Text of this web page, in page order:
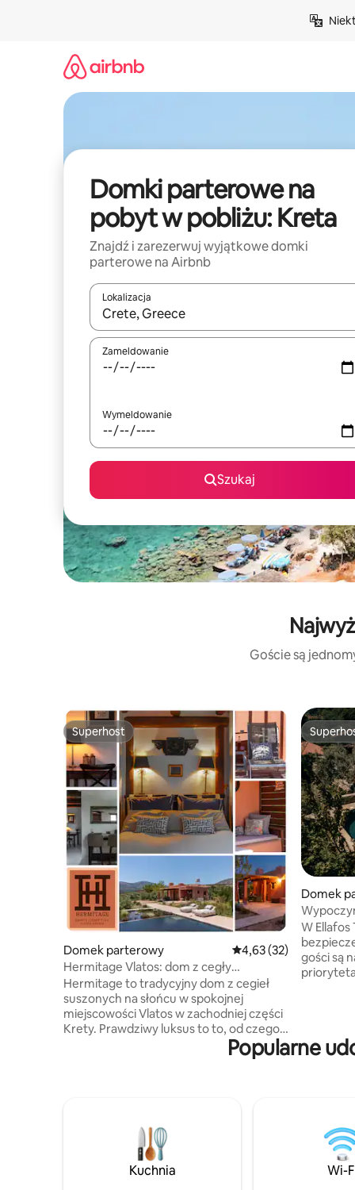
Domki parterowe na
pobyt w pobliżu: Kreta
Znajdź i zarezerwuj wyjątkowe domki
parterowe na Airbnb
Lokalizacja
Gdy wyniki będą dostępne, możesz poruszać się
Zameldowanie
Wymeldowanie
Szukaj
Goście są
Superhost
Superhost
Domek parterowy Średnia ocena: 4,63
4,63 (32)
Hermitage Vlatos: dom z cegły
z basenem i piecem
Hermitage to tradycyjny dom z cegieł
suszonych na słońcu w spokojnej
miejscowości Vlatos w zachodniej części
Krety. Prawdziwy luksus to to, od czego
uciekasz: całkowita prywatność, brak
sąsiadów, brak zanieczyszczenia
(28 nocy lub więcej): specjalny pakiet
obejmujący ogrzewanie, drewno
opałowe, kosz powitalny i sprzątanie.
Idealne do pracy zdalnej lub spokojnego
Domek
W Ellafos
gości są
priorytetami. Nasz
pobyt
Popularne
Kuchnia Wi-